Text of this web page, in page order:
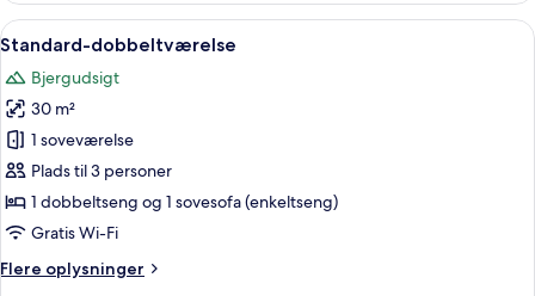
Indlæs
alle
billeder
af
Standard-
dobbeltværelse
Et hotelværelse med en stor seng,
1
Standard-dobbeltværelse
Bjergudsigt
30 m²
1 soveværelse
Plads til 3 personer
1 dobbeltseng og 1 sovesofa (enkeltseng)
Gratis Wi-Fi
Flere oplysninger
Flere